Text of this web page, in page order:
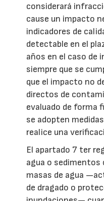
considerará
cause un impacto
indicadores de
detectable en el
años en el caso de
siempre que se
que el impacto no
directos de
evaluado de forma
se adopten
realice una
El apartado 7 ter
agua o
masas de agua
de dragado o